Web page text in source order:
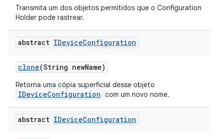
Transmita um dos objetos permitidos que o Configuration
Holder pode rastrear.
abstract IDeviceConfiguration
clone(String newName)
Retorna uma cópia superficial desse objeto
IDeviceConfiguration com um novo nome.
abstract IDeviceConfiguration